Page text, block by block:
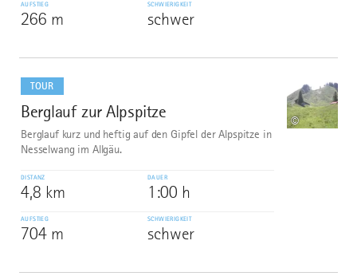
AUFSTIEG
266 m
SCHWIERIGKEIT
schwer
TOUR
7
Berglauf zur Alpspitze
©
Berglauf kurz und heftig auf den Gipfel der Alpspitze in
Nesselwang im Allgäu.
DISTANZ
4,8 km
DAUER
1:00 h
AUFSTIEG
704 m
SCHWIERIGKEIT
schwer
dazu